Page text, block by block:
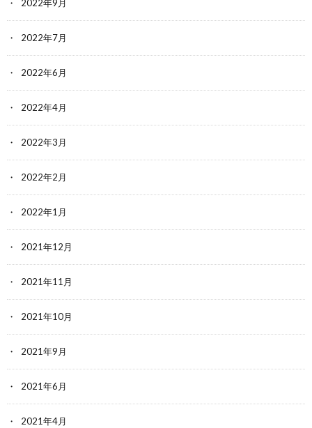
2022年9月
2022年7月
2022年6月
2022年4月
2022年3月
2022年2月
2022年1月
2021年12月
2021年11月
2021年10月
2021年9月
2021年6月
2021年4月